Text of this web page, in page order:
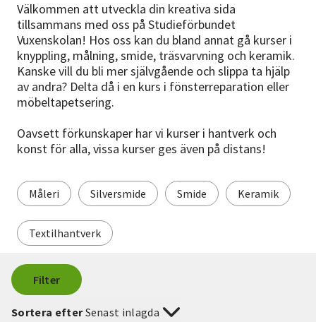
Avdelningar
Lyssna
Välkommen att utveckla din kreativa sida
tillsammans med oss på Studieförbundet
Vuxenskolan! Hos oss kan du bland annat gå kurser i
knyppling, målning, smide, träsvarvning och keramik.
Kanske vill du bli mer självgående och slippa ta hjälp
av andra? Delta då i en kurs i fönsterreparation eller
möbeltapetsering.
Oavsett förkunskaper har vi kurser i hantverk och
konst för alla, vissa kurser ges även på distans!
Måleri Silversmide Smide Keramik
Textilhantverk
Filter
Sortera efterSenast inlagda